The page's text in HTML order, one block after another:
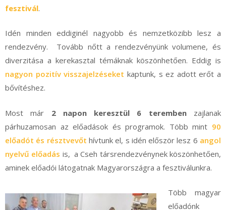
fesztivál.
Idén minden eddiginél nagyobb és nemzetközibb lesz a
rendezvény. Tovább nőtt a rendezvényünk volumene, és
diverzitása a kerekasztal témáknak köszönhetően. Eddig is
nagyon pozitív visszajelzéseket kaptunk, s ez adott erőt a
bővítéshez.
Most már 2 napon keresztül 6 terembenzajlanak
párhuzamosan az előadások és programok. Több mint 90
előadót és résztvevőt hívtunk el, s idén először lesz 6 angol
nyelvű előadás is, a Cseh társrendezvénynek köszönhetően,
aminek előadói látogatnak Magyarországra a fesztiválunkra.
Több magyar
előadónk